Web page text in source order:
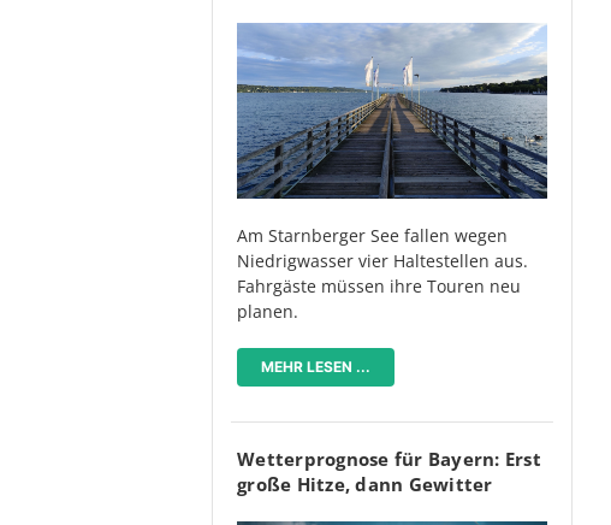
Am Starnberger See fallen wegen
Niedrigwasser vier Haltestellen aus.
Fahrgäste müssen ihre Touren neu
planen.
MEHR LESEN ...
Wetterprognose für Bayern: Erst
große Hitze, dann Gewitter